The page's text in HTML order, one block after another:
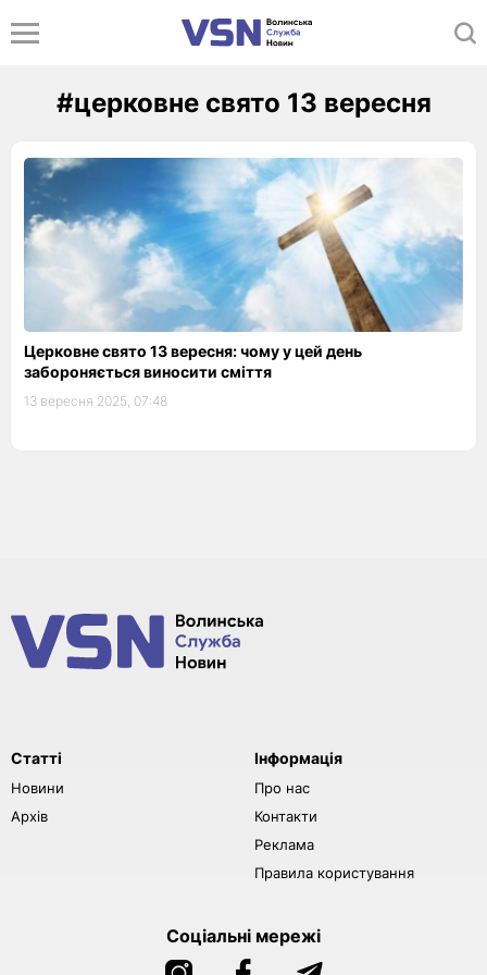
#церковне свято 13 вересня
Церковне свято 13 вересня: чому у цей день
забороняється виносити сміття
13 вересня 2025, 07:48
Статті
Новини
Архів
Інформація
Про нас
Контакти
Реклама
Правила користування
Соціальні мережі